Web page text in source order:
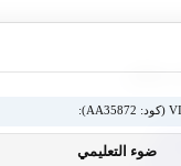
ضوء التعليمي